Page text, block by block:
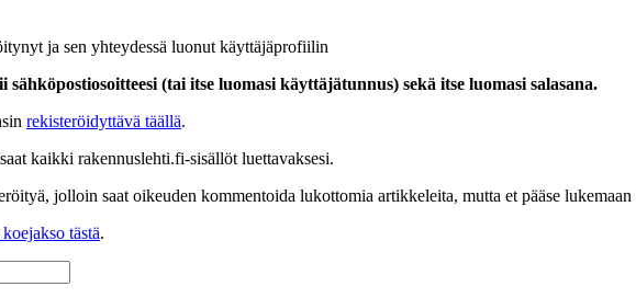
ja sen yhteydessä luonut käyttäjäprofiilin
(tai itse luomasi käyttäjätunnus) sekä itse luomasi salasana.
rekisteröidyttävä täällä.
kaikki rakennuslehti.fi-sisällöt luettavaksesi.
jolloin saat oikeuden kommentoida lukottomia artikkeleita, mutta et pääse
tästä.